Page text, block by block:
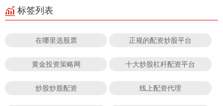
标签列表
在哪里选股票 正规的配资炒股平台
黄金投资策略网 十大炒股杠杆配资平台
炒股炒股配资 线上配资代理